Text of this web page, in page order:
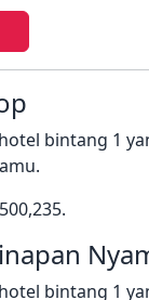
bintang 1
bintang 1